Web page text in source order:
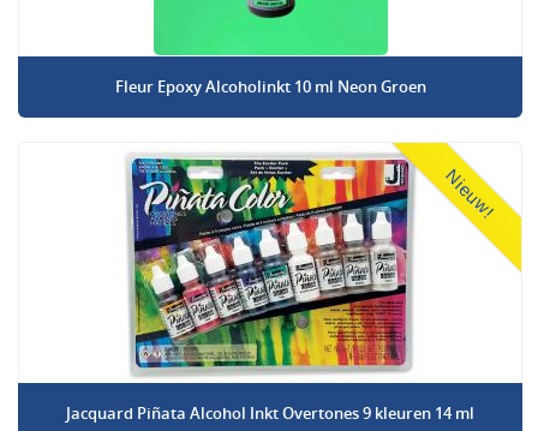
Fleur Epoxy Alcoholinkt 10 ml Neon Groen
Nieuw!
Jacquard Piñata Alcohol Inkt Overtones 9 kleuren 14 ml